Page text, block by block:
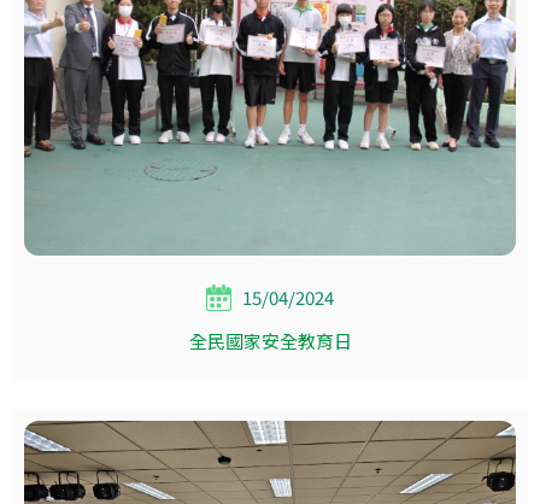
15/04/2024
全民國家安全教育日